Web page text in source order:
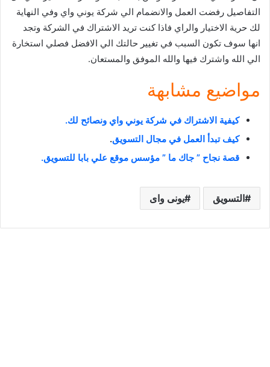
التفاصيل رفضت العمل والانضمام الي شركة يوني واي وفي النهاية
لك حرية الاختيار والراي فاذا كنت تريد الاشتراك في الشركة وتجد
انها سوف تكون السبب في تغيير حالتك الي الافضل فصلي استخارة
الي الله واشترك فيها والله الموفق والمستعان.
مواضيع مشابهة
كيفية الاشتراك في شركة يوني واي ونصائح لك.
كيف تبدأ العمل في مجال التسويق.
قصة نجاح ” جاك ما ” مؤسس موقع علي بابا للتسويق.
التسويق يونى واى